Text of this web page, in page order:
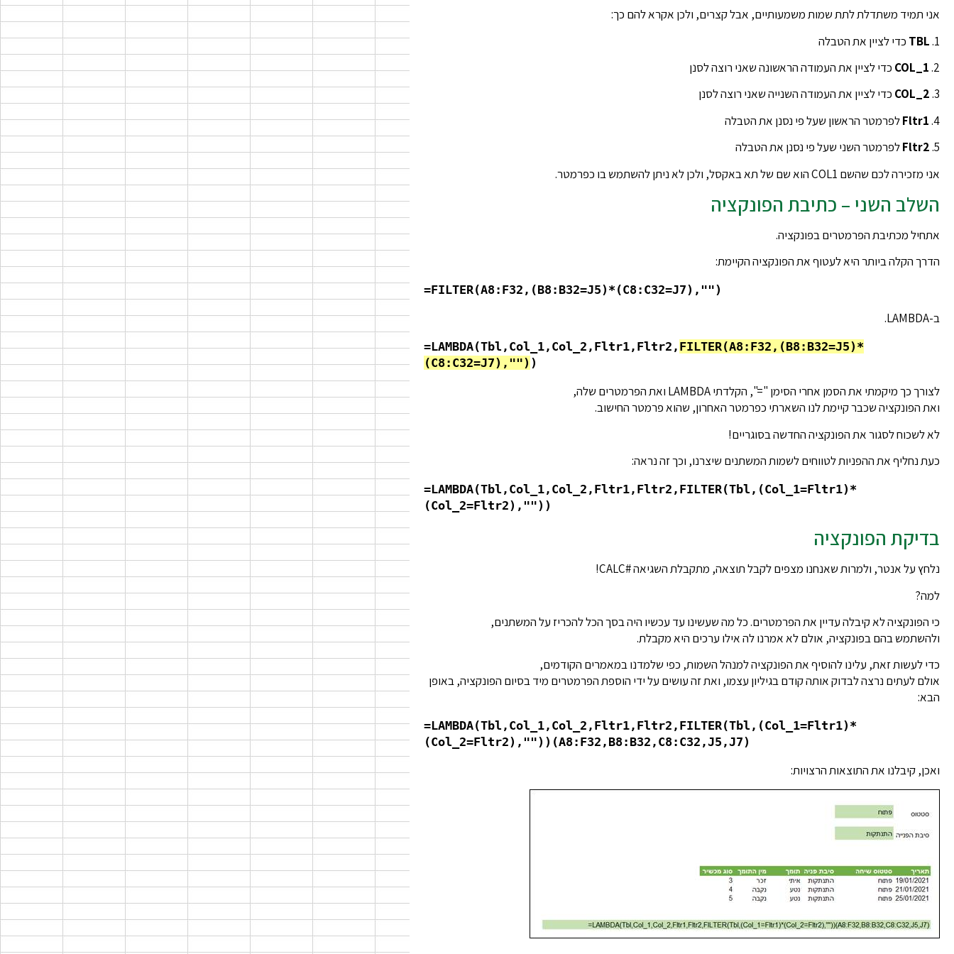
אני תמיד משתדלת לתת שמות משמעותיים, אבל קצרים, ולכן אקרא להם כך:
1.
TBL כדי לציין את הטבלה
2.
COL_1 כדי לציין את העמודה הראשונה שאני רוצה לסנן
3.
COL_2 כדי לציין את העמודה השנייה שאני רוצה לסנן
4.
Fltr1לפרמטר הראשון שעל פי נסנן את הטבלה
5.
Fltr2לפרמטר השני שעל פי נסנן את הטבלה
אני מזכירה לכם שהשם COL1 הוא שם של תא באקסל, ולכן לא ניתן להשתמש בו כפרמטר.
השלב השני – כתיבת הפונקציה
אתחיל מכתיבת הפרמטרים בפונקציה.
הדרך הקלה ביותר היא לעטוף את הפונקציה הקיימת:
=FILTER(A8:F32,(B8:B32=J5)*(C8:C32=J7),"")
ב-LAMBDA.
=LAMBDA(Tbl,Col_1,Col_2,Fltr1,Fltr2, FILTER(A8:F32,(B8:B32=J5)*
(C8:C32=J7),"") )
לצורך כך מיקמתי את הסמן אחרי הסימן "=", הקלדתי LAMBDA ואת הפרמטרים שלה,
ואת הפונקציה שכבר קיימת לנו השארתי כפרמטר האחרון, שהוא פרמטר החישוב.
לא לשכוח לסגור את הפונקציה החדשה בסוגריים!
כעת נחליף את ההפניות לטווחים לשמות המשתנים שיצרנו, וכך זה נראה:
=LAMBDA(Tbl,Col_1,Col_2,Fltr1,Fltr2,FILTER(Tbl,(Col_1=Fltr1)*
(Col_2=Fltr2),""))
בדיקת הפונקציה
נלחץ על אנטר, ולמרות שאנחנו מצפים לקבל תוצאה, מתקבלת השגיאה #CALC!
למה?
כי הפונקציה לא קיבלה עדיין את הפרמטרים. כל מה שעשינו עד עכשיו היה בסך הכל להכריז על המשתנים,
ולהשתמש בהם בפונקציה, אולם לא אמרנו לה אילו ערכים היא מקבלת.
כדי לעשות זאת, עלינו להוסיף את הפונקציה למנהל השמות, כפי שלמדנו במאמרים הקודמים,
אולם לעתים נרצה לבדוק אותה קודם בגיליון עצמו, ואת זה עושים על ידי הוספת הפרמטרים מיד בסיום הפונקציה, באופן
הבא:
=LAMBDA(Tbl,Col_1,Col_2,Fltr1,Fltr2,FILTER(Tbl,(Col_1=Fltr1)*
(Col_2=Fltr2),""))(A8:F32,B8:B32,C8:C32,J5,J7)
ואכן, קיבלנו את התוצאות הרצויות: